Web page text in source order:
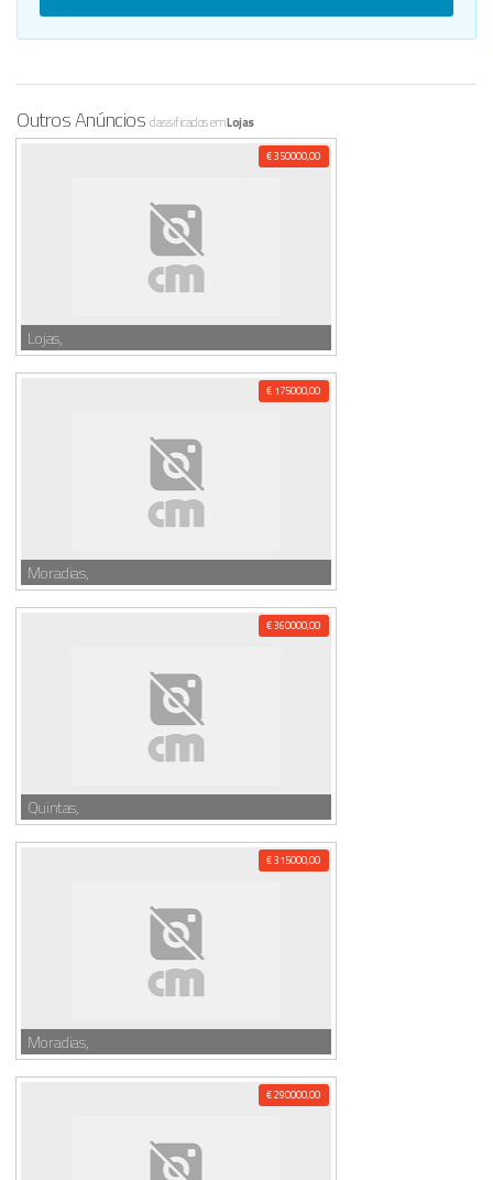
Outros Anúncios classificados emLojas
€ 350000,00
Lojas,
€ 175000,00
Moradias,
€ 360000,00
Quintas,
€ 315000,00
Moradias,
€ 290000,00